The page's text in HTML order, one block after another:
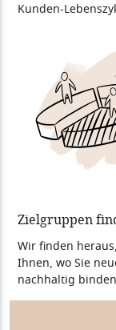
Kunden-
Zielgruppen
Wir finden
Ihnen, wo Sie
nachhaltig